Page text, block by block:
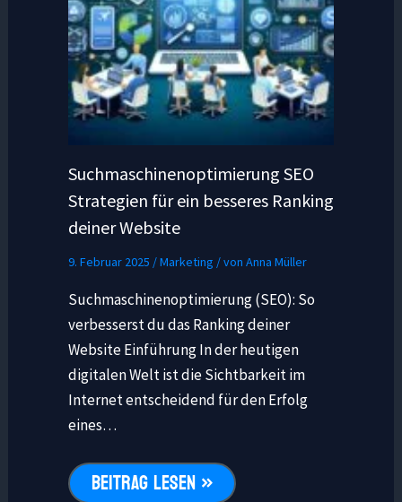
Suchmaschinenoptimierung SEO
Strategien für ein besseres Ranking
deiner Website
9. Februar 2025 /Marketing / von Anna Müller
Suchmaschinenoptimierung (SEO): So
verbesserst du das Ranking deiner
Website Einführung In der heutigen
digitalen Welt ist die Sichtbarkeit im
Internet entscheidend für den Erfolg
eines…
BEITRAG LESEN »